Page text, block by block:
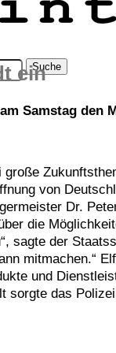
ein
Samstag den
von
Dr.
die
sagte der
mitmachen.“
und
das